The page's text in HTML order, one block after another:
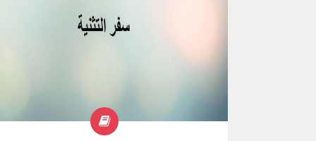
مفتوحين لها . صارت جدة لداود بن يسى الذي من
نسله جاء يسوع المسيح مخلص العالم ؛ في كل
+ يبدو أن الكاتب هو صموئيل النبي، سجل لنا قصة
فتاة أممية متزوجة بإسرائيلي، أحبت حماتها بطريقة
فائقة، وتعلقت بإله حماتها وشعبها ، يبدو أن القصة